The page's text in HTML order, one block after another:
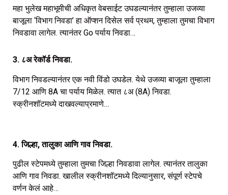
महा भुलेख महाभूमीची अधिकृत वेबसाईट उघडल्यानंतर तुम्हाला उजव्या
बाजूला ‘विभाग निवडा’ हा ऑप्शन दिसेल सर्व प्रथम, तुम्हाला तुमचा विभाग
निवडावा लागेल. त्यानंतर Go पर्याय निवडा…
3. ८अ रेकॉर्ड निवडा.
विभाग निवडल्यानंतर एक नवी विंडो उघडेल. येथे उजव्या बाजूला तुम्हाला
7/12 आणि 8A चा पर्याय मिळेल. त्यात ८अ (8A) निवडा.
स्क्रीनशॉटमध्ये दाखवल्याप्रमाणे…
4. जिल्हा, तालुका आणि गाव निवडा.
पुढील स्टेपमध्ये तुम्हाला तुमचा जिल्हा निवडावा लागेल. त्यानंतर तालुका
आणि गाव निवडा. खालील स्क्रीनशॉटमध्ये दिल्यानुसार, संपूर्ण स्टेपचे
वर्णन केलं आहे…